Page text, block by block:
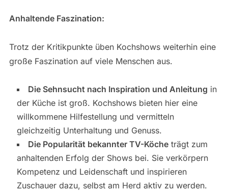
Anhaltende Faszination:
Trotz der Kritikpunkte üben Kochshows weiterhin eine
große Faszination auf viele Menschen aus.
Die Sehnsucht nach Inspiration und Anleitung in
der Küche ist groß. Kochshows bieten hier eine
willkommene Hilfestellung und vermitteln
gleichzeitig Unterhaltung und Genuss.
Die Popularität bekannter TV-Köcheträgt zum
anhaltenden Erfolg der Shows bei. Sie verkörpern
Kompetenz und Leidenschaft und inspirieren
Zuschauer dazu, selbst am Herd aktiv zu werden.